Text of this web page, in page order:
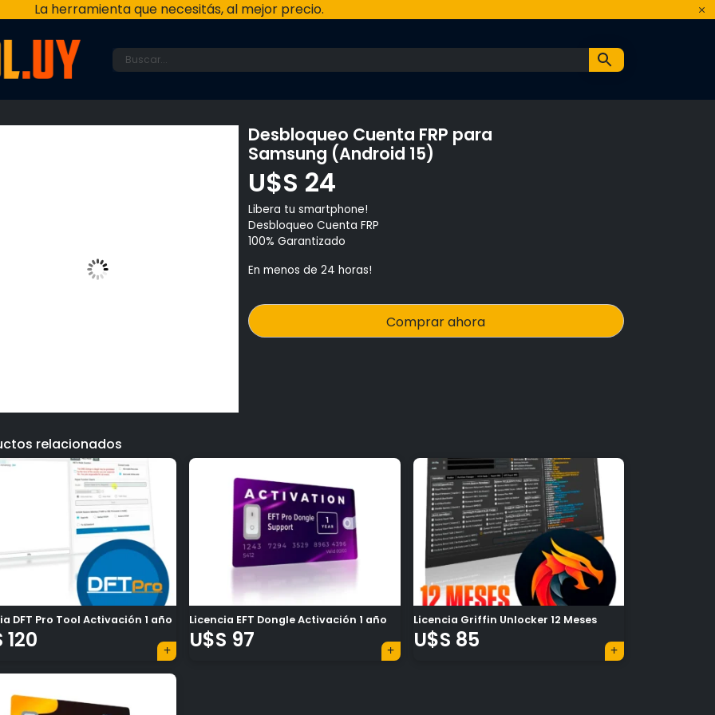
La herramienta que necesitás, al mejor precio.
Desbloqueo Cuenta FRP para
Samsung (Android 15)
U$S 24
Libera tu smartphone!
Desbloqueo Cuenta FRP
100% Garantizado
En menos de 24 horas!
Comprar ahora
relacionados
DFT Pro Tool Activación 1 año
120
Licencia EFT Dongle Activación 1 año
U$S 97
Licencia Griffin Unlocker 12 Meses
U$S 85
Tu carrito está vacío.